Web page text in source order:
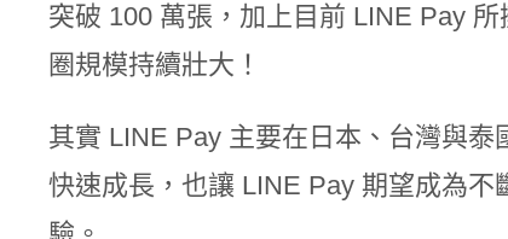
突破 100 萬張，加上目前 LINE Pay
圈規模持續壯大！
其實 LINE Pay 主要在日本、台灣與
快速成長，也讓 LINE Pay 期望成為